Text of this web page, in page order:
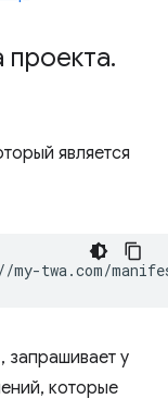
проекта.
является
, запрашивает у
которые